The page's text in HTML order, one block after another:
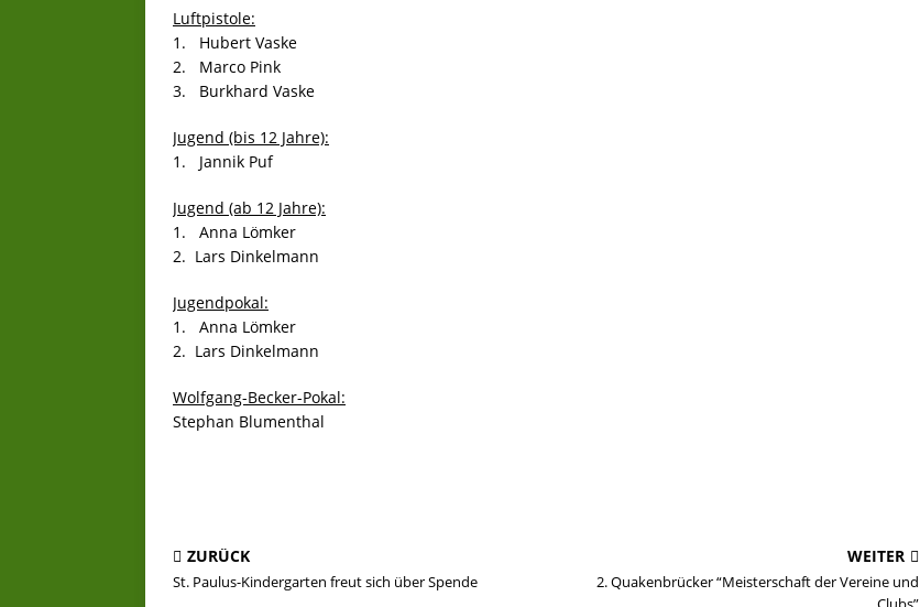
Luftpistole:
1. Hubert Vaske
2. Marco Pink
3. Burkhard Vaske
Jugend (bis 12 Jahre):
1. Jannik Puf
Jugend (ab 12 Jahre):
1. Anna Lömker
2. Lars Dinkelmann
Jugendpokal:
1. Anna Lömker
2. Lars Dinkelmann
Wolfgang-Becker-Pokal:
Stephan Blumenthal
ZURÜCK
St. Paulus-Kindergarten freut sich über Spende
WEITER
2. Quakenbrücker “Meisterschaft der Vereine und